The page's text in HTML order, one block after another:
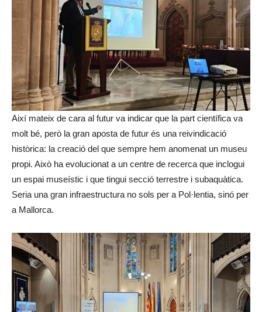
Així mateix de cara al futur va indicar que la part científica va
molt bé, però la gran aposta de futur és una reivindicació
històrica: la creació del que sempre hem anomenat un museu
propi. Això ha evolucionat a un centre de recerca que inclogui
un espai museístic i que tingui secció terrestre i subaquàtica.
Seria una gran infraestructura no sols per a Pol·lentia, sinó per
a Mallorca.